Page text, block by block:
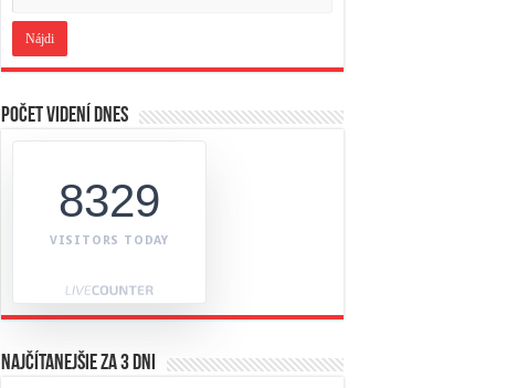
Počet videní dnes
8329
VISITORS TODAY
Najčítanejšie za 3 dni